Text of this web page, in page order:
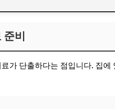
비
가 단출하다는 점입니다. 집